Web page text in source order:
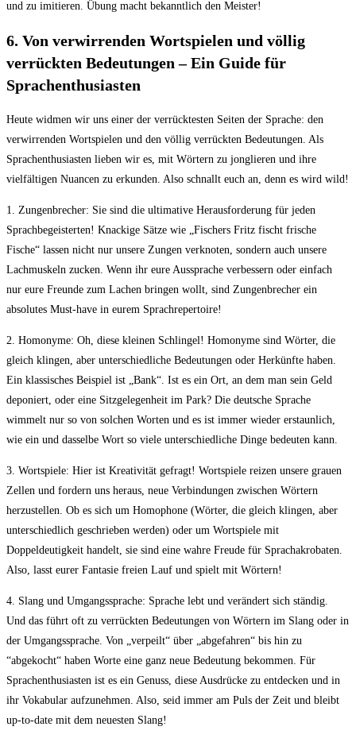
und zu imitieren. Übung macht bekanntlich den Meister!
6. Von verwirrenden Wortspielen und völlig‌
verrückten Bedeutungen – Ein Guide für
Sprachenthusiasten
Heute ‌widmen wir uns einer der verrücktesten Seiten der Sprache:⁤ den‍
verwirrenden Wortspielen und den völlig verrückten Bedeutungen. Als
⁤Sprachenthusiasten lieben wir es, mit Wörtern zu jonglieren und ihre
vielfältigen Nuancen zu erkunden. ‌Also schnallt euch⁤ an, denn es wird⁢ wild!
1. Zungenbrecher: ⁤Sie sind die ultimative‌ Herausforderung für ‌jeden
Sprachbegeisterten! Knackige Sätze wie „Fischers‍ Fritz fischt frische
Fische“ lassen nicht nur ‍unsere Zungen verknoten, sondern auch unsere
Lachmuskeln zucken. Wenn ihr eure Aussprache verbessern oder einfach
nur eure Freunde zum Lachen bringen‍ wollt,⁣ sind Zungenbrecher ein
absolutes Must-have in eurem⁣ Sprachrepertoire!
2. Homonyme: Oh, diese kleinen ‌Schlingel! Homonyme sind ​Wörter,⁢ die
gleich klingen, aber unterschiedliche Bedeutungen oder ⁢Herkünfte haben.
Ein klassisches Beispiel ​ist „Bank“. Ist es ein Ort, an dem man⁣ sein Geld
deponiert, ‍oder‌ eine Sitzgelegenheit im Park?​ Die deutsche Sprache
wimmelt‍ nur⁤ so von solchen Worten und es ist immer wieder erstaunlich,
wie ein und dasselbe Wort so viele ​unterschiedliche ⁣Dinge​ bedeuten kann. ⁢
3. Wortspiele: Hier ist Kreativität gefragt!⁣ Wortspiele reizen⁢ unsere‌ grauen
Zellen ⁢und fordern uns heraus, neue Verbindungen zwischen Wörtern
herzustellen. Ob es sich um Homophone (Wörter, die gleich klingen, aber
unterschiedlich geschrieben werden) oder⁤ um Wortspiele mit
Doppeldeutigkeit handelt, sie⁣ sind⁤ eine wahre Freude für Sprachakrobaten.‍
Also, ⁣lasst eurer Fantasie freien Lauf und spielt mit Wörtern!
4. Slang und Umgangssprache: Sprache‌ lebt und verändert sich ständig.
Und das führt oft zu verrückten Bedeutungen ⁤von Wörtern im Slang⁢ oder in
der Umgangssprache. ‍Von „verpeilt“ über „abgefahren“ bis hin zu
‍“abgekocht“ haben Worte eine ganz neue Bedeutung bekommen. Für
Sprachenthusiasten ist es ein Genuss, diese Ausdrücke zu entdecken und in
ihr‌ Vokabular aufzunehmen. Also, seid immer am Puls⁢ der Zeit und bleibt
up-to-date mit dem⁢ neuesten Slang!